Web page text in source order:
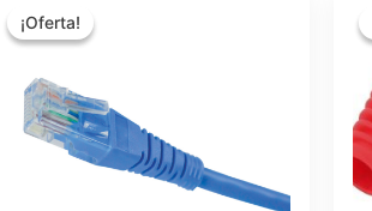
¡Oferta!
¡Oferta!
precio
original
$1.73.
actual